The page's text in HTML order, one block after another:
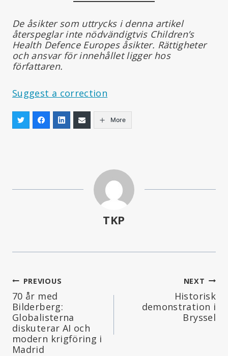
De åsikter som uttrycks i denna artikel
återspeglar inte nödvändigtvis Children’s
Health Defence Europes åsikter. Rättigheter
och ansvar för innehållet ligger hos
författaren.
Suggest a correction
More
TKP
Inläggsnavigering
PREVIOUS
70 år med
Bilderberg:
Globalisterna
diskuterar AI och
modern krigföring i
Madrid
NEXT
Historisk
demonstration i
Bryssel